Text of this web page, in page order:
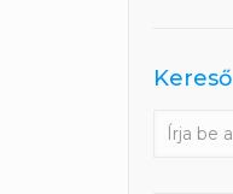
Kereső